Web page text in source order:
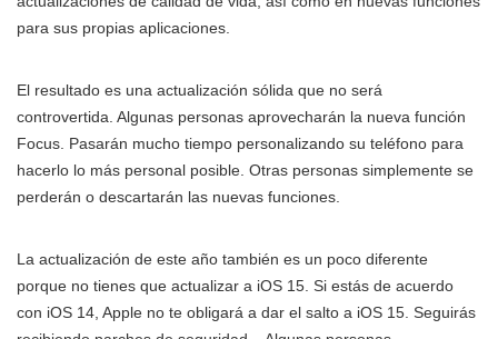
para sus propias aplicaciones.
El resultado es una actualización sólida que no será
controvertida. Algunas personas aprovecharán la nueva función
Focus. Pasarán mucho tiempo personalizando su teléfono para
hacerlo lo más personal posible. Otras personas simplemente se
perderán o descartarán las nuevas funciones.
La actualización de este año también es un poco diferente
porque no tienes que actualizar a iOS 15. Si estás de acuerdo
con iOS 14, Apple no te obligará a dar el salto a iOS 15. Seguirás